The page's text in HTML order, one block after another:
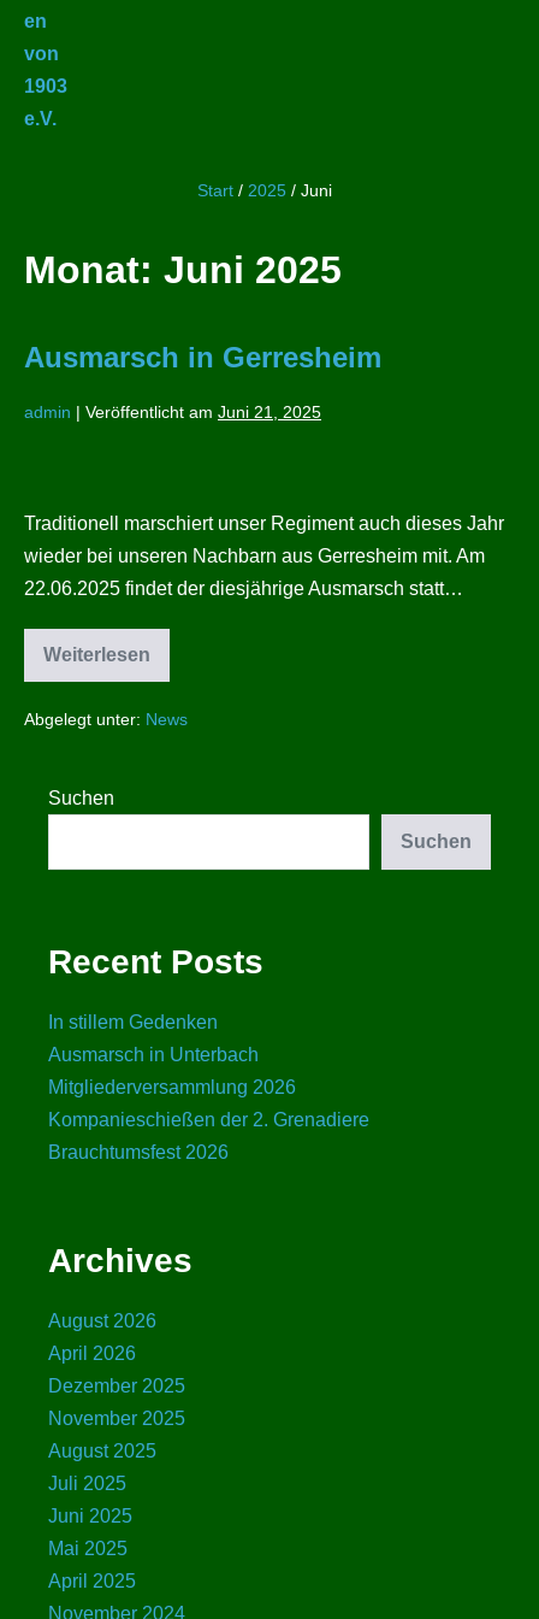
Start / 2025 / Juni
Monat: Juni 2025
Ausmarsch in Gerresheim
admin | Veröffentlicht am Juni 21, 2025
Gerresheim
Traditionell marschiert unser Regiment auch dieses Jahr
wieder bei unseren Nachbarn aus Gerresheim mit. Am
22.06.2025 findet der diesjährige Ausmarsch statt…
Weiterlesen
Ausmarsch
in
Abgelegt unter: News
Suchen
Suchen
Recent Posts
In stillem Gedenken
Ausmarsch in Unterbach
Mitgliederversammlung 2026
Kompanieschießen der 2. Grenadiere
Brauchtumsfest 2026
Archives
August 2026
April 2026
Dezember 2025
November 2025
August 2025
Juli 2025
Juni 2025
Mai 2025
April 2025
November 2024